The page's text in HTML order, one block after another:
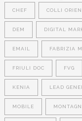
CHEF COLLI
DEM DIGITAL
EMAIL FABRIZIA
FRIULI DOC FVG
KENIA LEAD
MOBILE